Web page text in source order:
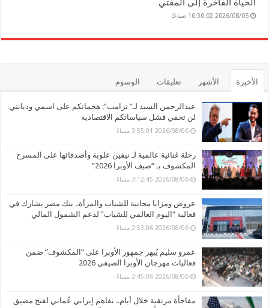
الحياة الفاخرة إلى المفتي
2026/08/05 10:30:02 صباحًا
الأخيرة الأشهر تعليقات الوسوم
عبدالرحمن السيد لـ” ترامب”: هجماتكم على اسمي وديانتي
لن تخفي فشل سياساتكم الاقتصادية
2026/08/06 3:55:01 مساءً
رحلة غنائية عالمية لـ نيفين علوبة وأصدقائها على المسرح
المكشوف بـ “صيف الأوبرا 2026”
2026/08/06 3:12:45 مساءً
عروض ومزايا مجانية للشباب والمرأة.. بنك مصر يشارك في
فعالية “اليوم العالمي للشباب” لدعم الشمول المالي
2026/08/06 2:53:06 مساءً
عمرو سليم يُبهر جمهور الأوبرا على “المكشوف” ضمن
فعاليات مهرجان الأوبرا الصيفي 2026
2026/08/06 2:45:06 مساءً
مفاجأة مرتقبة خلال أيام.. تفاهم إيراني عُماني لفتح مضيق